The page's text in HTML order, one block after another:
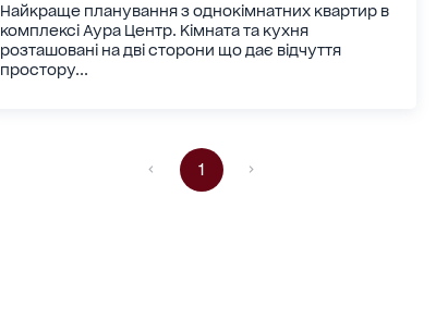
Найкраще планування з однокімнатних квартир в
комплексі Аура Центр. Кімната та кухня
розташовані на дві сторони що дає відчуття
простору...
1